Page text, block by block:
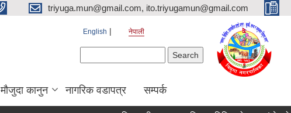
triyuga.mun@gmail.com, ito.triyugamun@gmail.com
English नेपाली
मौजुदा कानुन नागरिक वडापत्र सम्पर्क